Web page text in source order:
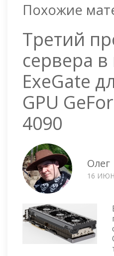
Похожие
Третий
сервера в
ExeGate
GPU
4090
Олег
16